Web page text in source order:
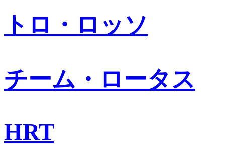
トロ・ロッソ
チーム・ロータス
HRT